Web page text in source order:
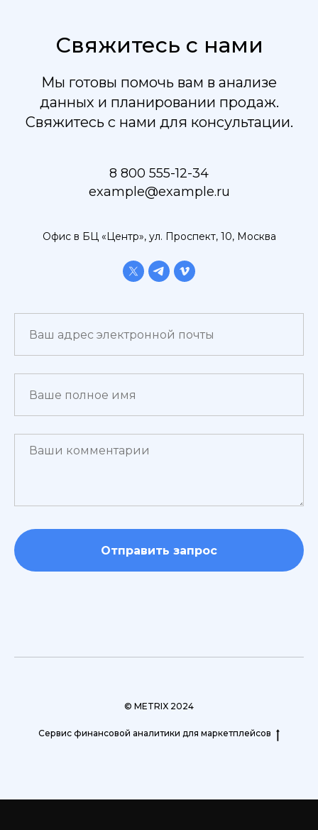
Свяжитесь с нами
Мы готовы помочь вам в анализе
данных и планировании продаж.
Свяжитесь с нами для консультации.
8 800 555-12-34
example@example.ru
Офис в БЦ «Центр», ул. Проспект, 10, Москва
Отправить запрос
© METRIX 2024
Сервис финансовой аналитики для маркетплейсов